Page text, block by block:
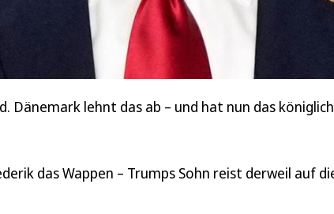
Dänemark lehnt das ab – und hat nun das
das Wappen – Trumps Sohn reist derweil auf